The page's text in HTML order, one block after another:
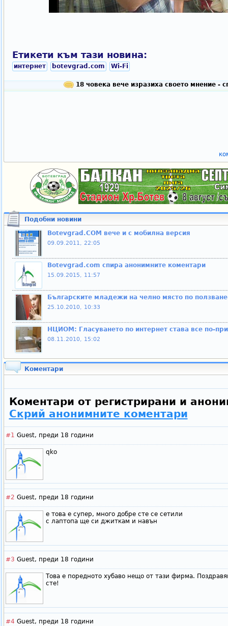
Етикети към тази новина:
интернет botevgrad.com Wi-Fi
18 човека вече изразиха своето мнение -
Подобни новини
Botevgrad.COM вече и с мобилна версия
09.09.2011, 22:05
Botevgrad.com спира анонимните коментари
15.09.2015, 11:57
Българските младежи на челно място по
25.10.2010, 10:33
НЦИОМ: Гласуването по интернет става все по-
08.11.2010, 15:02
Коментари
Коментари от регистрирани и
Скрий анонимните коментари
#1 Guest, преди 18 години
qko
#2 Guest, преди 18 години
е това е супер, много добре сте се сетили
с лаптопа ще си джиткам и навън
#3 Guest, преди 18 години
Това е поредното хубаво нещо от тази фирма.
сте!
#4 Guest, преди 18 години